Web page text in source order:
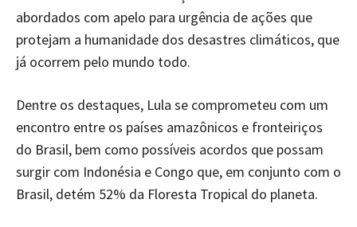
abordados com apelo para urgência de ações que
protejam a humanidade dos desastres climáticos, que
já ocorrem pelo mundo todo.
Dentre os destaques, Lula se comprometeu com um
encontro entre os países amazônicos e fronteiriços
do Brasil, bem como possíveis acordos que possam
surgir com Indonésia e Congo que, em conjunto com o
Brasil, detém 52% da Floresta Tropical do planeta.